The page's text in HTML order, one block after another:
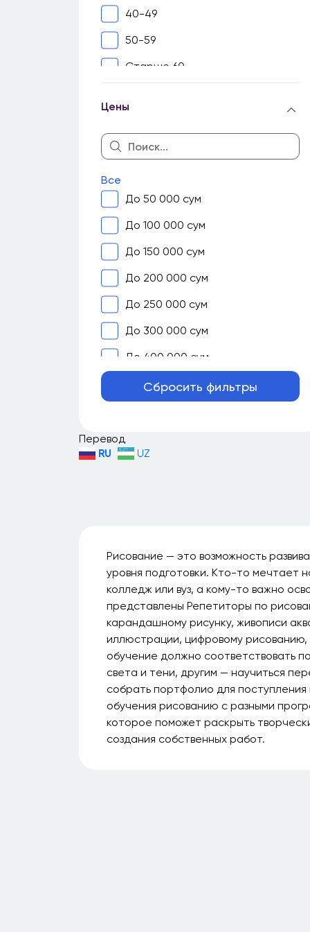
Хива
Ходжейли
Чимбай
40-49
50-59
Старше 60
Цены
Все
До 50 000 сум
До 100 000 сум
До 150 000 сум
До 200 000 сум
До 250 000 сум
До 300 000 сум
До 400 000 сум
До 500 000 сум
До 1 500 000 сум
Сбросить фильтры
Перевод
RU UZ
Рисование — это возможность
уровня подготовки. Кто-то мечтает
колледж или вуз, а кому-то важно
представлены Репетиторы по
карандашному рисунку, живописи
иллюстрации, цифровому рисованию,
обучение должно соответствовать
света и тени, другим — научиться
собрать портфолио для
обучения рисованию с разными
которое поможет раскрыть
создания собственных работ.